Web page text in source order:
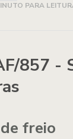
PARA
857 -
freio